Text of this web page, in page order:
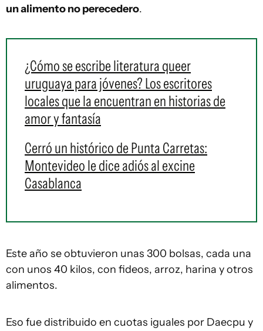
un alimento no perecedero.
¿Cómo se escribe literatura queer
uruguaya para jóvenes? Los escritores
locales que la encuentran en historias de
amor y fantasía
Cerró un histórico de Punta Carretas:
Montevideo le dice adiós al excine
Casablanca
Este año se obtuvieron unas 300 bolsas, cada una
con unos 40 kilos, con fideos, arroz, harina y otros
alimentos.
Eso fue distribuido en cuotas iguales por Daecpu y